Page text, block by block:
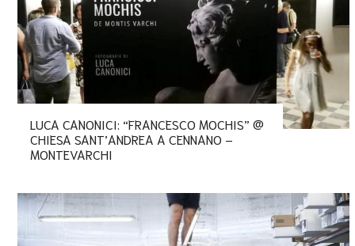
LUCA CANONICI: “FRANCESCO MOCHIS” @
CHIESA SANT’ANDREA A CENNANO –
MONTEVARCHI